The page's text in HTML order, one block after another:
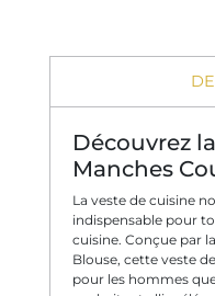
Découvrez
Manches
La veste de cuisine
indispensable pour
cuisine. Conçue par
Blouse, cette veste
pour les hommes